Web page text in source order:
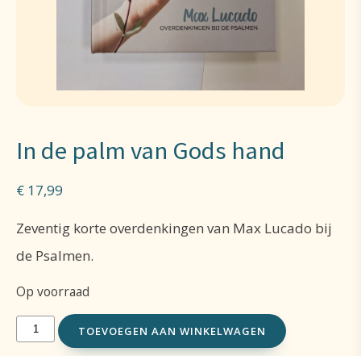
In de palm van Gods hand
€ 17,99
Zeventig korte overdenkingen van Max Lucado bij
de Psalmen.
Op voorraad
TOEVOEGEN AAN WINKELWAGEN